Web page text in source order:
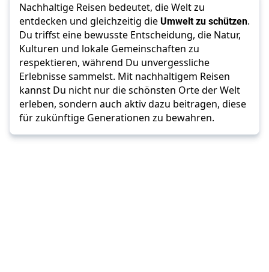
Nachhaltige Reisen bedeutet, die Welt zu
entdecken und gleichzeitig dieUmwelt zu schützen.
Du triffst eine bewusste Entscheidung, die Natur,
Kulturen und lokale Gemeinschaften zu
respektieren, während Du unvergessliche
Erlebnisse sammelst. Mit nachhaltigem Reisen
kannst Du nicht nur die schönsten Orte der Welt
erleben, sondern auch aktiv dazu beitragen, diese
für zukünftige Generationen zu bewahren.